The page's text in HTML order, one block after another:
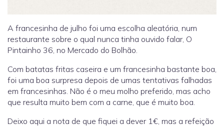
A francesinha de julho foi uma escolha aleatória, num
restaurante sobre o qual nunca tinha ouvido falar, O
Pintainho 36, no Mercado do Bolhão.
Com batatas fritas caseira e um francesinha bastante boa,
foi uma boa surpresa depois de umas tentativas falhadas
em francesinhas. Não é o meu molho preferido, mas acho
que resulta muito bem com a carne, que é muito boa.
Deixo aqui a nota de que fiquei a dever 1€, mas a refeição